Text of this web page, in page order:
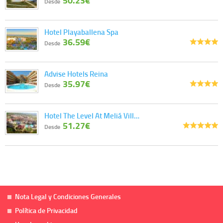
Hotel Playaballena Spa
Desde 36.59€
Advise Hotels Reina
Desde 35.97€
Hotel The Level At Meliá Vill…
Desde 51.27€
Nota Legal y Condiciones Generales
Política de Privacidad